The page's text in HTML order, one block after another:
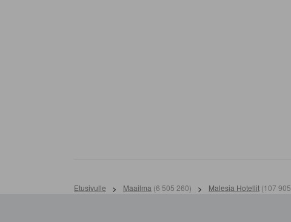
Etusivulle > Maailma (6 505 260) > Malesia Hotellit (107 905